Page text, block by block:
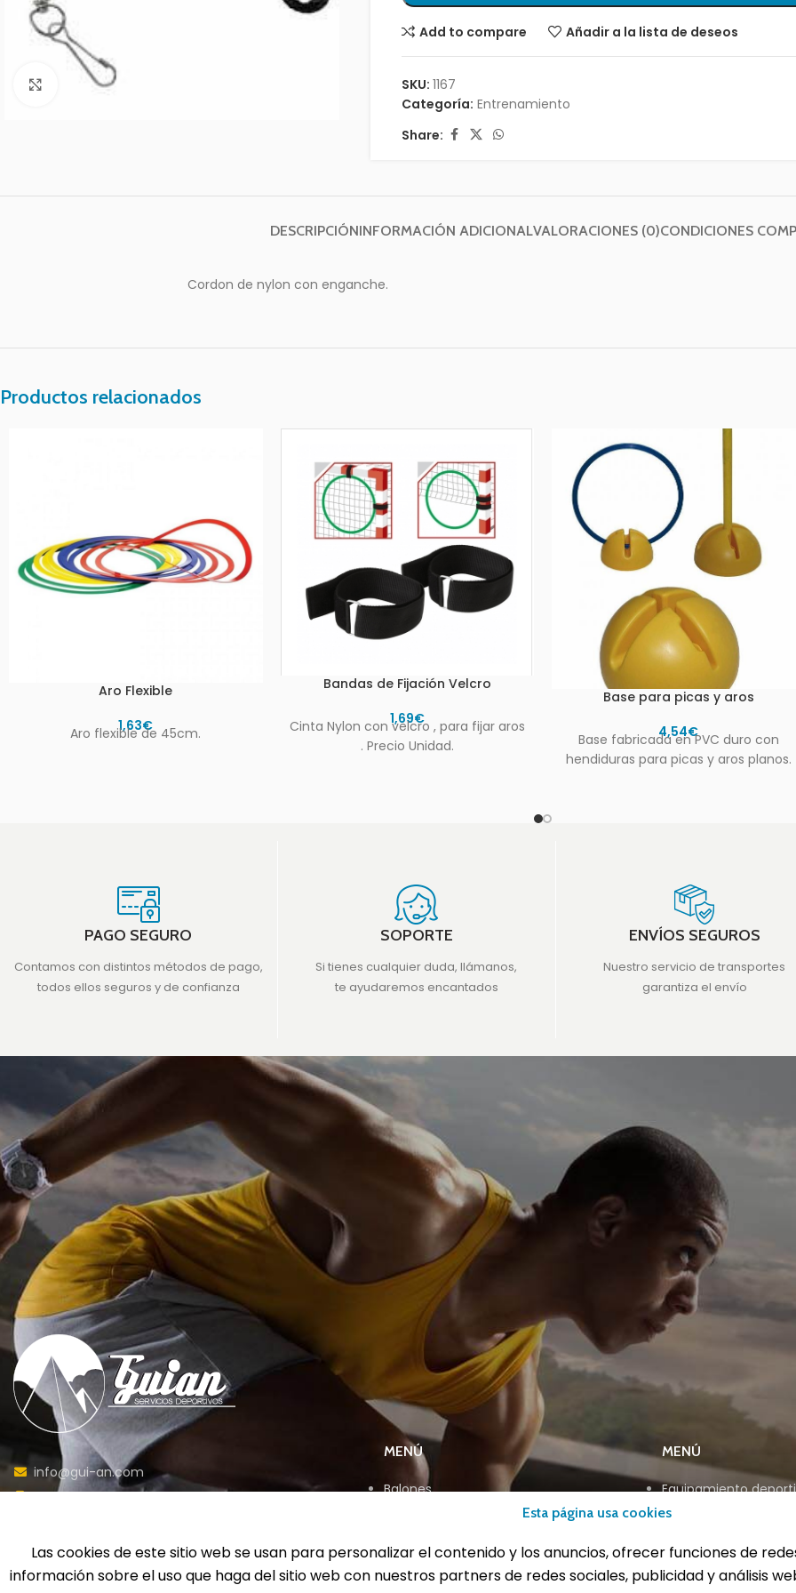
Clic para ampliar
Add to compare Añadir a la lista de deseos
SKU:1167
Categoría: Entrenamiento
Share:
DESCRIPCIÓNINFORMACIÓN ADICIONALVALORACIONES (0)CONDICIONES
Cordon de nylon con enganche.
Productos relacionados
Aro Flexible
1,63€
Aro flexible de 45cm.
Bandas de Fijación Velcro
1,69€
Cinta Nylon con velcro , para fijar aros
. Precio Unidad.
Base para picas y aros
4,54€
Base fabricada en PVC duro con
hendiduras para picas y aros planos.
PAGO SEGURO
Contamos con distintos métodos de pago,
todos ellos seguros y de confianza
SOPORTE
Si tienes cualquier duda, llámanos,
te ayudaremos encantados
ENVÍOS SEGUROS
Nuestro servicio de transportes
garantiza el envío
info@gui-an.com
Tel: 916 511 040
Fax: 916 537 814
MENÚ
Balones
Entrenamiento y educación física
MENÚ
Equipamiento
Gimnasio
Ofertas
Trofeos y medallas
Esta página usa cookies
Las cookies de este sitio web se usan para personalizar el contenido y los anuncios, ofrecer funciones de
información sobre el uso que haga del sitio web con nuestros partners de redes sociales, publicidad y análisis